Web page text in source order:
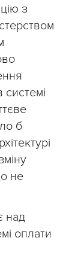
з
системі
б
не
над
оплати